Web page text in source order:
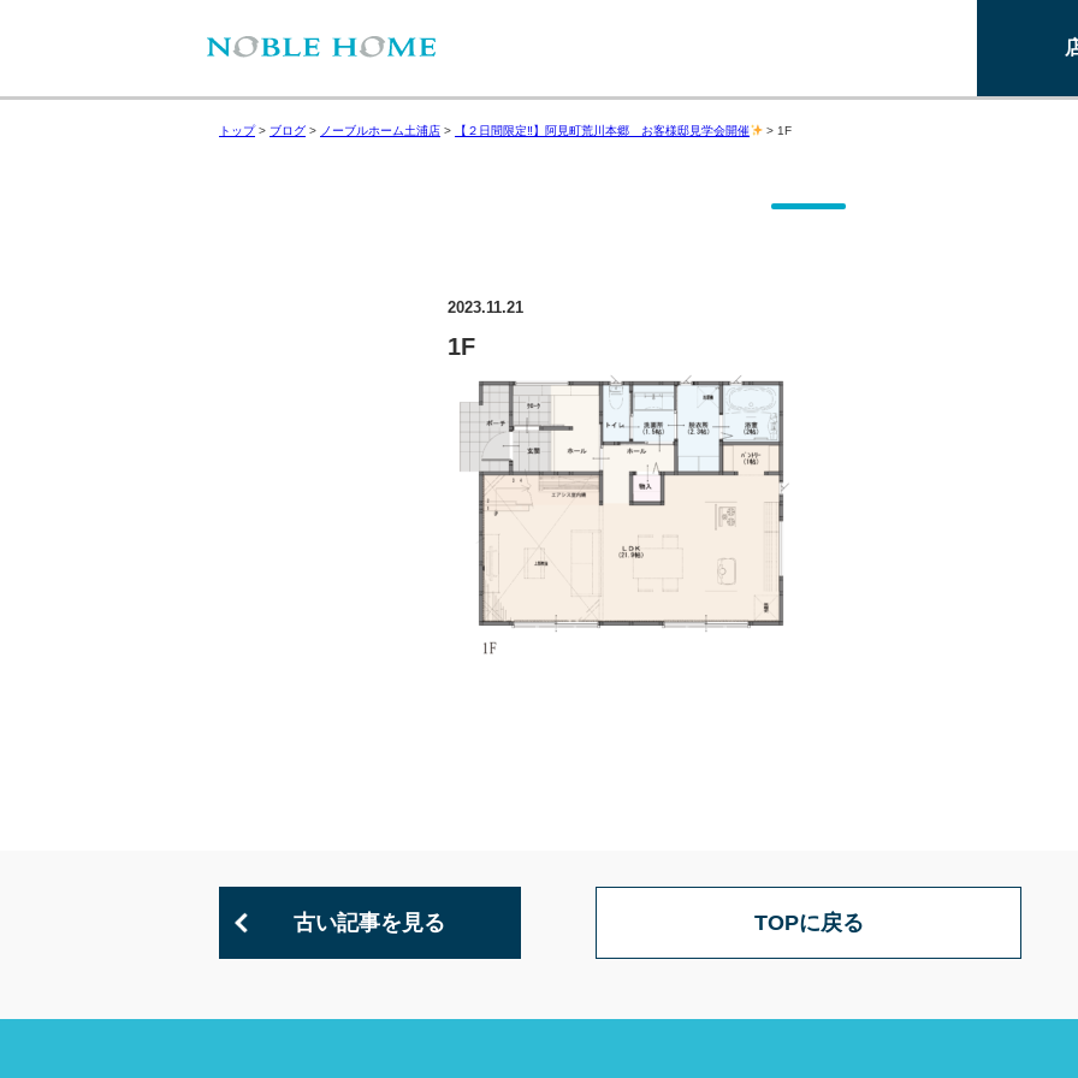
トップ> ブログ > ノーブルホーム土浦店 > 【２日間限定‼】阿見町荒川本郷 お客様邸見学会開催 > 1F
2023.11.21
1F
古い記事を見る TOPに戻る